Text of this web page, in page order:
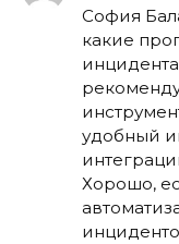
София
какие
удобный
Хорошо,